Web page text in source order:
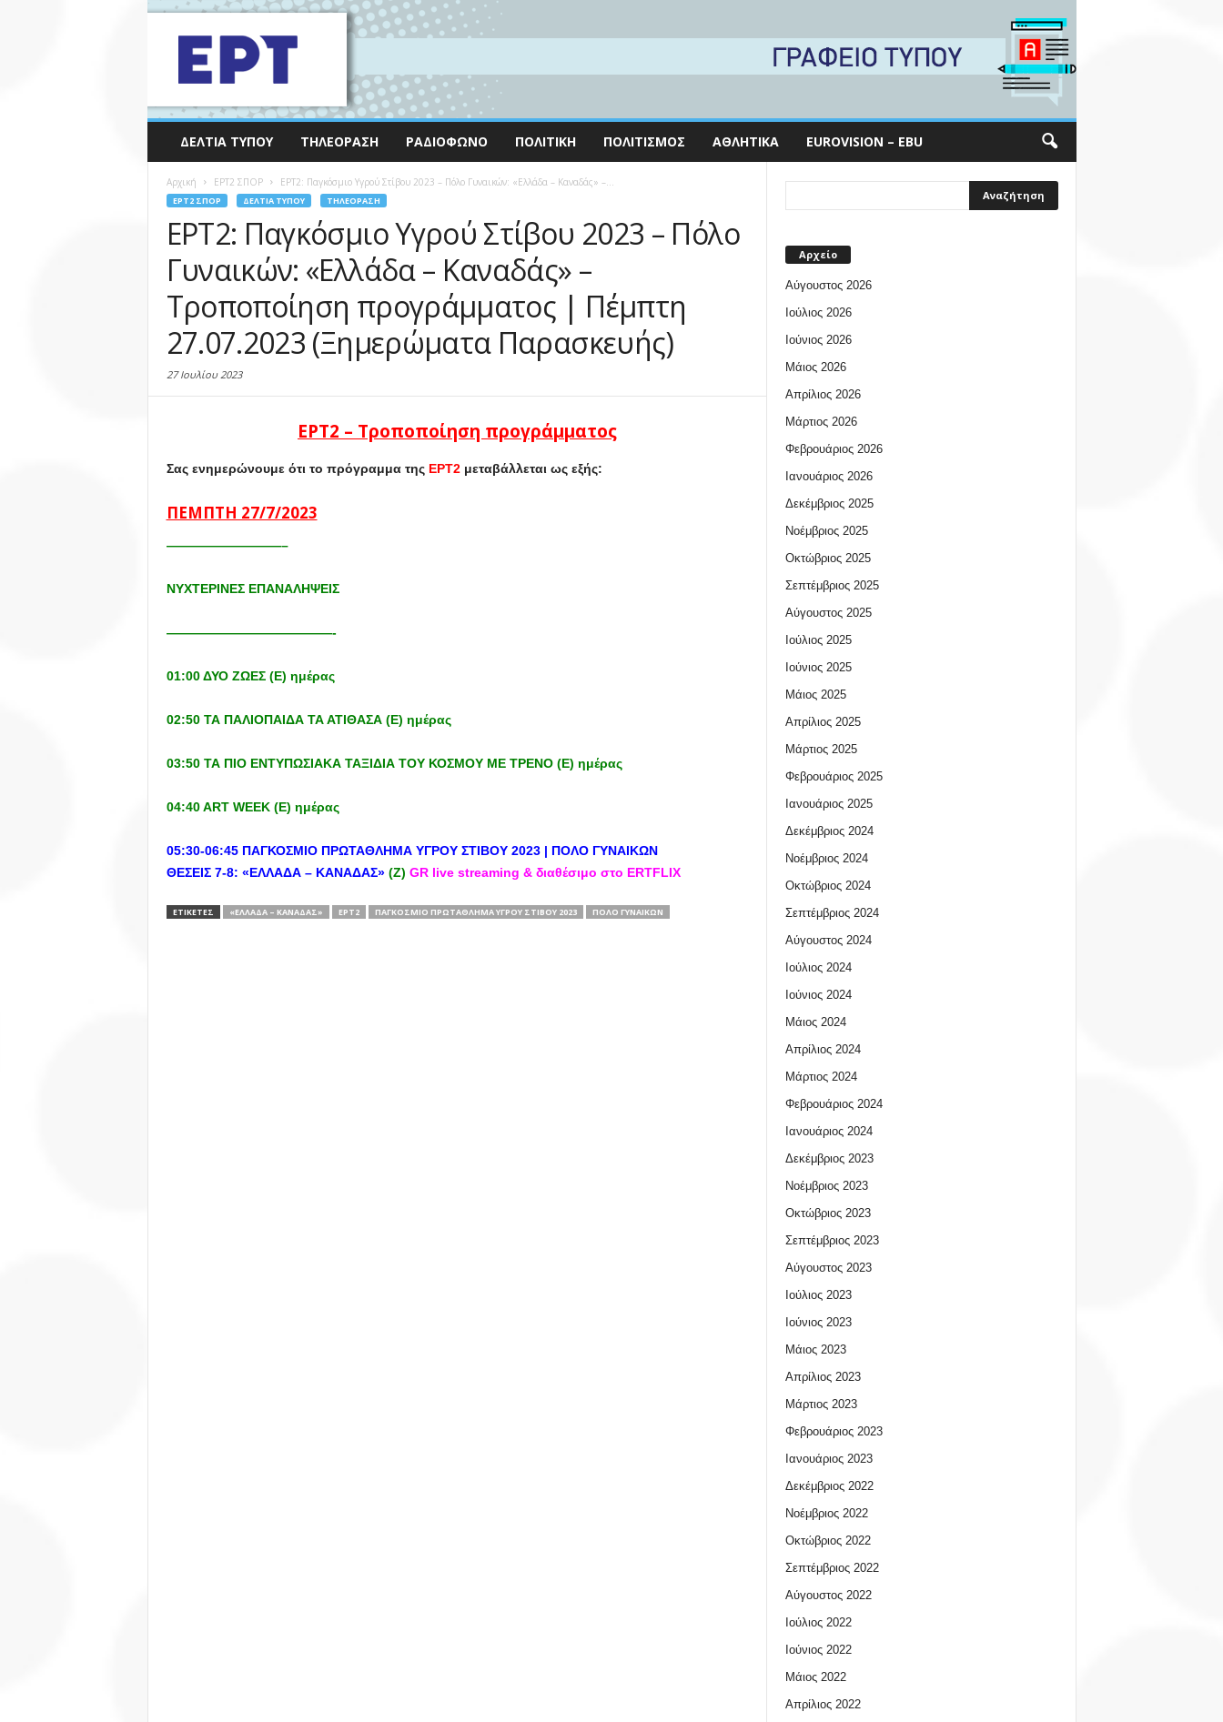
ΔΕΛΤΊΑ ΤΎΠΟΥ ΤΗΛΕΌΡΑΣΗ ΡΑΔΙΌΦΩΝΟ ΠΟΛΙΤΙΚΉ ΠΟΛΙΤΙΣΜΌΣ ΑΘΛΗΤΙΚΆ EUROVISION – EBU
Αρχική EΡΤ2 ΣΠΟΡ ΕΡΤ2: Παγκόσμιο Υγρού Στίβου 2023 – Πόλο Γυναικών: «Ελλάδα – Καναδάς» –...
EΡΤ2 ΣΠΟΡ ΔΕΛΤΊΑ ΤΎΠΟΥ ΤΗΛΕΌΡΑΣΗ
ΕΡΤ2: Παγκόσμιο Υγρού Στίβου 2023 – Πόλο
Γυναικών: «Ελλάδα – Καναδάς» –
Τροποποίηση προγράμματος | Πέμπτη
27.07.2023 (Ξημερώματα Παρασκευής)
27 Ιουλίου 2023
ΕΡΤ2 – Τροποποίηση προγράμματος
Σας ενημερώνουμε ότι το πρόγραμμα της ΕΡΤ2μεταβάλλεται ως εξής:
ΠΕΜΠΤΗ 27/7/2023
—————————–
ΝΥΧΤΕΡΙΝΕΣ ΕΠΑΝΑΛΗΨΕΙΣ
—————————————-
01:00 ΔΥΟ ΖΩΕΣ (Ε) ημέρας
02:50 ΤΑ ΠΑΛΙΟΠΑΙΔΑ ΤΑ ΑΤΙΘΑΣΑ (Ε) ημέρας
03:50 ΤΑ ΠΙΟ ΕΝΤΥΠΩΣΙΑΚΑ ΤΑΞΙΔΙΑ ΤΟΥ ΚΟΣΜΟΥ ΜΕ ΤΡΕΝΟ (Ε) ημέρας
04:40 ART WEEK (Ε) ημέρας
05:30-06:45 ΠΑΓΚΟΣΜΙΟ ΠΡΩΤΑΘΛΗΜΑ ΥΓΡΟΥ ΣΤΙΒΟΥ 2023 | ΠΟΛΟ ΓΥΝΑΙΚΩΝ
ΘΕΣΕΙΣ 7-8: «ΕΛΛΑΔΑ – ΚΑΝΑΔΑΣ» (Ζ) GR live streaming & διαθέσιμο στο ERTFLIX
ΕΤΙΚΕΤΕΣ «ΕΛΛΑΔΑ – ΚΑΝΑΔΑΣ» ΕΡΤ2 ΠΑΓΚΟΣΜΙΟ ΠΡΩΤΑΘΛΗΜΑ ΥΓΡΟΥ ΣΤΙΒΟΥ 2023 ΠΌΛΟ ΓΥΝΑΙΚΏΝ
Αρχείο
Αύγουστος 2026
Ιούλιος 2026
Ιούνιος 2026
Μάιος 2026
Απρίλιος 2026
Μάρτιος 2026
Φεβρουάριος 2026
Ιανουάριος 2026
Δεκέμβριος 2025
Νοέμβριος 2025
Οκτώβριος 2025
Σεπτέμβριος 2025
Αύγουστος 2025
Ιούλιος 2025
Ιούνιος 2025
Μάιος 2025
Απρίλιος 2025
Μάρτιος 2025
Φεβρουάριος 2025
Ιανουάριος 2025
Δεκέμβριος 2024
Νοέμβριος 2024
Οκτώβριος 2024
Σεπτέμβριος 2024
Αύγουστος 2024
Ιούλιος 2024
Ιούνιος 2024
Μάιος 2024
Απρίλιος 2024
Μάρτιος 2024
Φεβρουάριος 2024
Ιανουάριος 2024
Δεκέμβριος 2023
Νοέμβριος 2023
Οκτώβριος 2023
Σεπτέμβριος 2023
Αύγουστος 2023
Ιούλιος 2023
Ιούνιος 2023
Μάιος 2023
Απρίλιος 2023
Μάρτιος 2023
Φεβρουάριος 2023
Ιανουάριος 2023
Δεκέμβριος 2022
Νοέμβριος 2022
Οκτώβριος 2022
Σεπτέμβριος 2022
Αύγουστος 2022
Ιούλιος 2022
Ιούνιος 2022
Μάιος 2022
Απρίλιος 2022